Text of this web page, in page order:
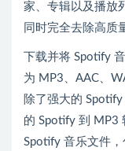
家、专辑以及播放
同时完全去除高质
下载并将 Spotify
为 MP3、AAC、
除了强大的
的 Spotify 到 MP3
Spotify 音乐文件